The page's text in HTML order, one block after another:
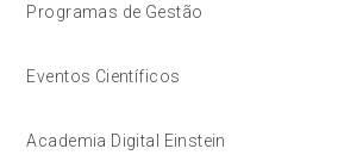
Programas de Gestão
Eventos Científicos
Academia Digital Einstein